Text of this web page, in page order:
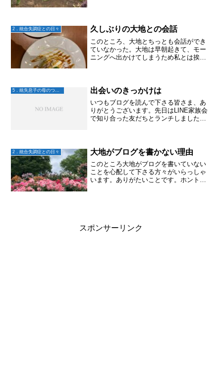
2．統合失調症との日々 久しぶりの大地との会話
このところ、大地とちっとも会話ができ
ていなかった。大地は早朝起きて、モー
ニングへ出かけてしまうため私とは挨拶
しかけられない。。。うざ...
出会いのきっかけは
いつもブログを読んで下さる皆さま、あ
りがとうございます。先日はLINE家族会
で知り合った友だちとランチしました。
美味しかった！ 着い...
2．統合失調症との日々 大地がブログを書かない理由
このところ大地がブログを書いていない
ことを心配して下さる方々がいらっしゃ
います。ありがたいことです。ホント
スポンサーリンク